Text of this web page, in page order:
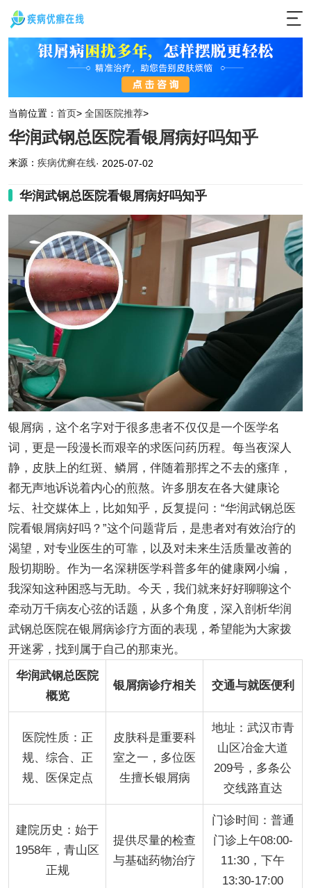
当前位置： 首页> 全国医院推荐>
华润武钢总医院看银屑病好吗知乎
来源： 疾病优癣在线· 2025-07-02
华润武钢总医院看银屑病好吗知乎
银屑病，这个名字对于很多患者不仅仅是一个医学名
词，更是一段漫长而艰辛的求医问药历程。每当夜深人
静，皮肤上的红斑、鳞屑，伴随着那挥之不去的瘙痒，
都无声地诉说着内心的煎熬。许多朋友在各大健康论
坛、社交媒体上，比如知乎，反复提问：“华润武钢总医
院看银屑病好吗？”这个问题背后，是患者对有效治疗的
渴望，对专业医生的可靠，以及对未来生活质量改善的
殷切期盼。作为一名深耕医学科普多年的健康网小编，
我深知这种困惑与无助。今天，我们就来好好聊聊这个
牵动万千病友心弦的话题，从多个角度，深入剖析华润
武钢总医院在银屑病诊疗方面的表现，希望能为大家拨
开迷雾，找到属于自己的那束光。
华润武钢总医院
概览
银屑病诊疗相关 交通与就医便利
医院性质：正
规、综合、正
规、医保定点
皮肤科是重要科
室之一，多位医
生擅长银屑病
地址：武汉市青
山区冶金大道
209号，多条公
交线路直达
建院历史：始于
1958年，青山区
正规
提供尽量的检查
与基础药物治疗
门诊时间：普通
门诊上午08:00-
11:30，下午
13:30-17:00